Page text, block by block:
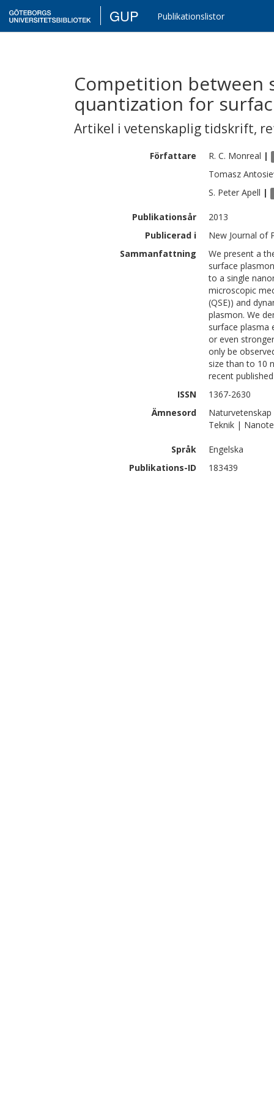
GUP Publikationslistor
Competition between
quantization for
Artikel i vetenskaplig tidskrift,
Författare R. C. Monreal |
Tomasz
S. Peter Apell |
Publikationsår
2013
Publicerad i
New Journal of
Sammanfattning
We present a
surface
to a single
microscopic
(QSE)) and
plasmon. We
surface plasma
or even
only be
size than to 10
recent
ISSN
1367-2630
Ämnesord
Teknik |
Språk
Engelska
Publikations-ID
183439